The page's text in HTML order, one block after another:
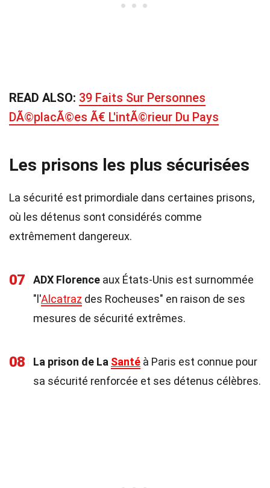
READ ALSO: 39 Faits Sur Personnes
DÃ©placÃ©es Ã€ L'intÃ©rieur Du Pays
Les prisons les plus sécurisées
La sécurité est primordiale dans certaines prisons,
où les détenus sont considérés comme
extrêmement dangereux.
07 ADX Florence aux États-Unis est surnommée
"l'Alcatraz des Rocheuses" en raison de ses
mesures de sécurité extrêmes.
08 La prison de La Santé à Paris est connue pour
sa sécurité renforcée et ses détenus célèbres.